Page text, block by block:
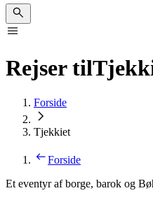
Rejser til
Forside
Tjekkiet
Forside
Et eventyr af borge, barok og